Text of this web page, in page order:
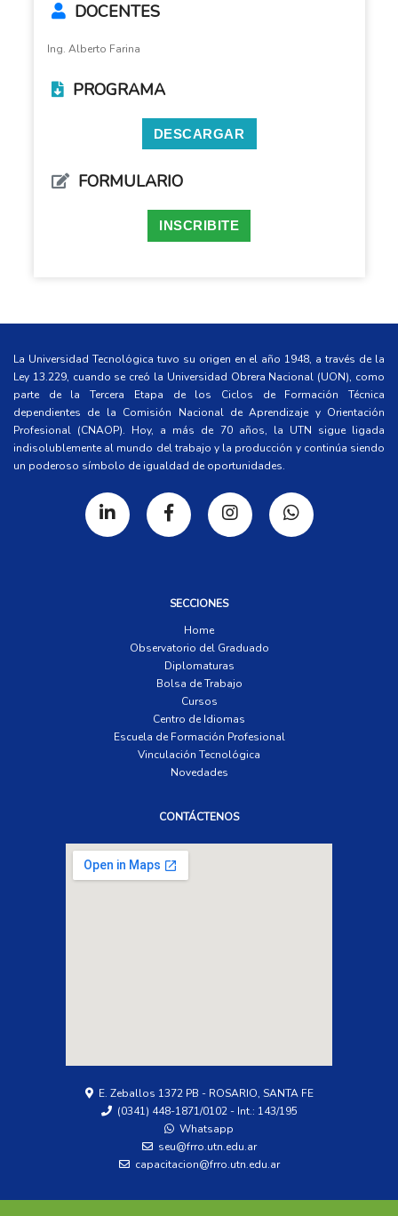
DOCENTES
Ing. Alberto Farina
PROGRAMA
DESCARGAR
FORMULARIO
INSCRIBITE
La Universidad Tecnológica tuvo su origen en el año 1948, a través de la
Ley 13.229, cuando se creó la Universidad Obrera Nacional (UON), como
parte de la Tercera Etapa de los Ciclos de Formación Técnica
dependientes de la Comisión Nacional de Aprendizaje y Orientación
Profesional (CNAOP). Hoy, a más de 70 años, la UTN sigue ligada
indisolublemente al mundo del trabajo y la producción y continúa siendo
un poderoso símbolo de igualdad de oportunidades.
SECCIONES
Home
Observatorio del Graduado
Diplomaturas
Bolsa de Trabajo
Cursos
Centro de Idiomas
Escuela de Formación Profesional
Vinculación Tecnológica
Novedades
CONTÁCTENOS
E. Zeballos 1372 PB - ROSARIO, SANTA FE
(0341) 448-1871/0102 - Int.: 143/195
Whatsapp
seu@frro.utn.edu.ar
capacitacion@frro.utn.edu.ar